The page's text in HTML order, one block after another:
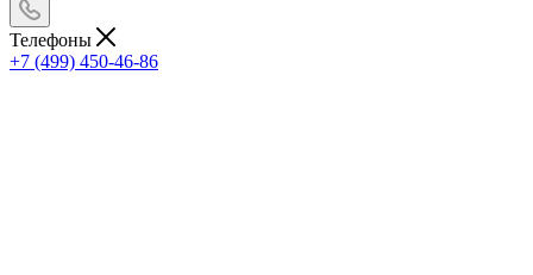
Телефоны
+7 (499) 450-46-86